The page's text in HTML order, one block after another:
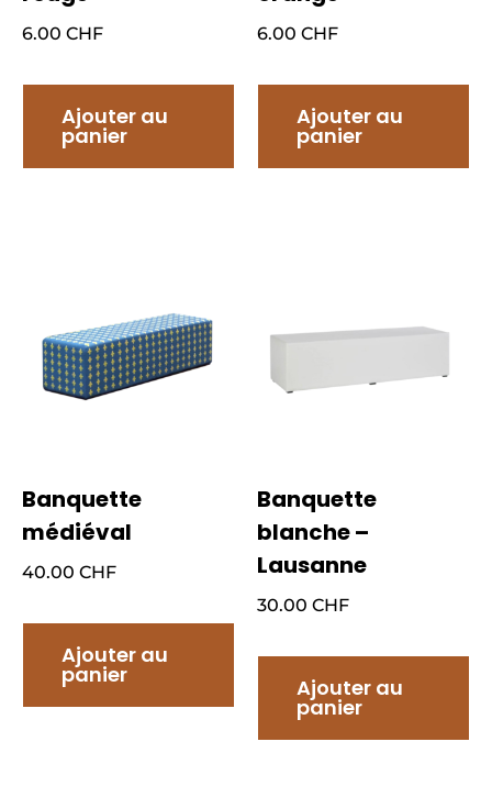
6.00 CHF
Ajouter au
panier
6.00 CHF
Ajouter au
panier
Banquette
médiéval
40.00 CHF
Ajouter au
panier
Banquette
blanche –
Lausanne
30.00 CHF
Ajouter au
panier